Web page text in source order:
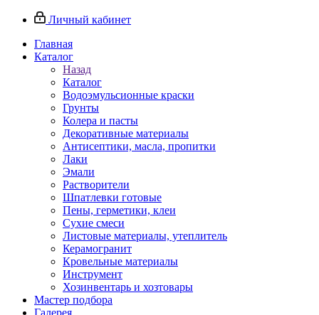
Личный кабинет
Главная
Каталог
Назад
Каталог
Водоэмульсионные краски
Грунты
Колера и пасты
Декоративные материалы
Антисептики, масла, пропитки
Лаки
Эмали
Растворители
Шпатлевки готовые
Пены, герметики, клеи
Сухие смеси
Листовые материалы, утеплитель
Керамогранит
Кровельные материалы
Инструмент
Хозинвентарь и хозтовары
Мастер подбора
Галерея